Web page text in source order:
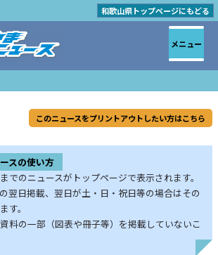
和歌山県トップページにもどる
このニュースをプリントアウトしたい方はこちら
スの使い方
でのニュースがトップページで表示されます。
翌日掲載、翌日が土・日・祝日等の場合はその
す。
料の一部（図表や冊子等）を掲載していないこ
メニュー